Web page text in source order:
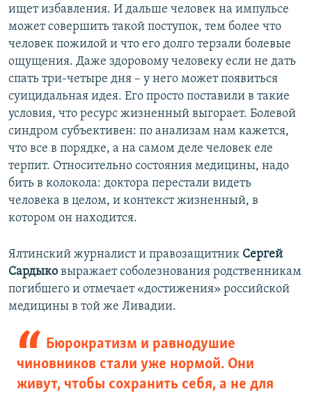
ищет избавления. И дальше человек на импульсе
может совершить такой поступок, тем более что
человек пожилой и что его долго терзали болевые
ощущения. Даже здоровому человеку если не дать
спать три-четыре дня – у него может появиться
суицидальная идея. Его просто поставили в такие
условия, что ресурс жизненный выгорает. Болевой
синдром субъективен: по анализам нам кажется,
что все в порядке, а на самом деле человек еле
терпит. Относительно состояния медицины, надо
бить в колокола: доктора перестали видеть
человека в целом, и контекст жизненный, в
котором он находится.
Ялтинский журналист и правозащитник Сергей
Сардыко выражает соболезнования родственникам
погибшего и отмечает «достижения» российской
медицины в той же Ливадии.
Бюрократизм и равнодушие
чиновников стали уже нормой. Они
живут, чтобы сохранить себя, а не для